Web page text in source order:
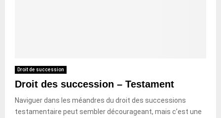
Droit de succession
Droit des succession – Testament
Naviguer dans les méandres du droit des successions
testamentaire peut sembler décourageant, mais c’est une